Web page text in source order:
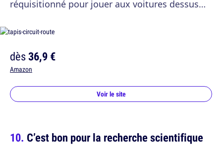
réquisitionné pour jouer aux voitures dessus…
dès36,9 €
Amazon
Voir le site
C’est bon pour la recherche scientifique